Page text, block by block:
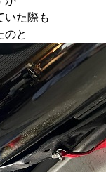
いた際も
のと